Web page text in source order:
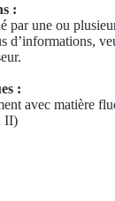
:
par une ou
d’informations,
:
avec matière
II)